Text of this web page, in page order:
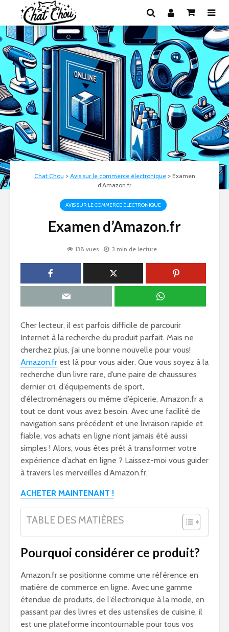
Chat Chou > Avis sur le commerce électronique> Examen
d’Amazon.fr
AVIS SUR LE COMMERCE ÉLECTRONIQUE
Examen d’Amazon.fr
138 vues 3 min de lecture
Cher lecteur, il est parfois difficile de parcourir
Internet à la recherche du produit parfait. Mais ne
cherchez plus, j’ai une bonne nouvelle pour vous!
Amazon.fr est là pour vous aider. Que vous soyez à la
recherche d’un livre rare, d’une paire de chaussures
dernier cri, d’équipements de sport,
d’électroménagers ou même d’épicerie, Amazon.fr a
tout ce dont vous avez besoin. Avec une facilité de
navigation sans précédent et une livraison rapide et
fiable, vos achats en ligne n’ont jamais été aussi
simples ! Alors, vous êtes prêt à transformer votre
expérience d’achat en ligne ? Laissez-moi vous guider
à travers les merveilles d’Amazon.fr.
ACHETER MAINTENANT !
TABLE DES MATIÈRES
Pourquoi considérer ce produit?
Amazon.fr se positionne comme une référence en
matière de commerce en ligne. Avec une gamme
étendue de produits, de l’électronique à la mode, en
passant par des livres et des ustensiles de cuisine, il
est une plateforme incontournable pour tous vos